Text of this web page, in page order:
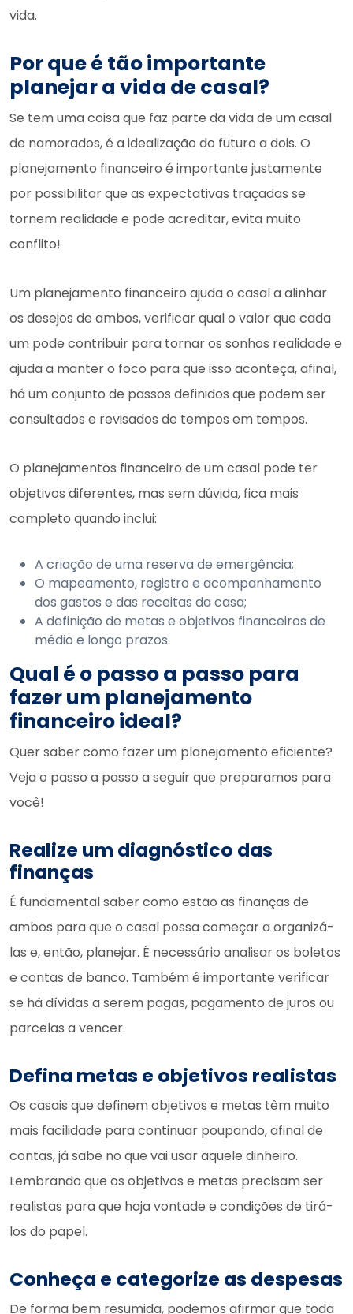
vida.
Por que é tão importante
planejar a vida de casal?
Se tem uma coisa que faz parte da vida de um casal
de namorados, é a idealização do futuro a dois. O
planejamento financeiro é importante justamente
por possibilitar que as expectativas traçadas se
tornem realidade e pode acreditar, evita muito
conflito!
Um planejamento financeiro ajuda o casal a alinhar
os desejos de ambos, verificar qual o valor que cada
um pode contribuir para tornar os sonhos realidade e
ajuda a manter o foco para que isso aconteça, afinal,
há um conjunto de passos definidos que podem ser
consultados e revisados de tempos em tempos.
O planejamentos financeiro de um casal pode ter
objetivos diferentes, mas sem dúvida, fica mais
completo quando inclui:
A criação de uma reserva de emergência;
O mapeamento, registro e acompanhamento
dos gastos e das receitas da casa;
A definição de metas e objetivos financeiros de
médio e longo prazos.
Qual é o passo a passo para
fazer um planejamento
financeiro ideal?
Quer saber como fazer um planejamento eficiente?
Veja o passo a passo a seguir que preparamos para
você!
Realize um diagnóstico das
finanças
É fundamental saber como estão as finanças de
ambos para que o casal possa começar a organizá-
las e, então, planejar. É necessário analisar os boletos
e contas de banco. Também é importante verificar
se há dívidas a serem pagas, pagamento de juros ou
parcelas a vencer.
Defina metas e objetivos realistas
Os casais que definem objetivos e metas têm muito
mais facilidade para continuar poupando, afinal de
contas, já sabe no que vai usar aquele dinheiro.
Lembrando que os objetivos e metas precisam ser
realistas para que haja vontade e condições de tirá-
los do papel.
Conheça e categorize as despesas
De forma bem resumida, podemos afirmar que toda